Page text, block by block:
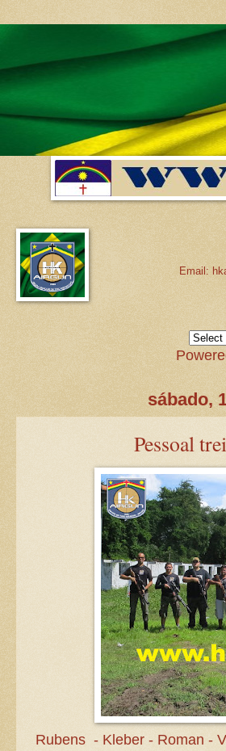
Email:
sábado,
Pessoal
Rubens - Kleber - Roman -